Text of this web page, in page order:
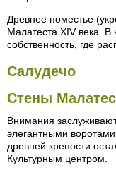
Древнее поместье
Малатеста XIV века. В
собственность, где
Салудечо
Стены
Внимания
элегантными
древней крепости
Культурным центром.